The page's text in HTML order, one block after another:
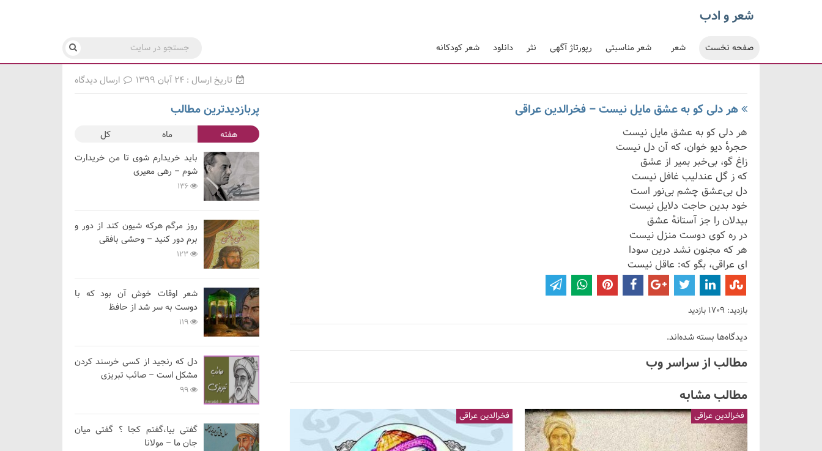
شعر و ادب
صفحه نخست شعر شعر مناسبتی رپورتاژ آگهی نثر دانلود شعر کودکانه
تاریخ ارسال : ۲۴ آبان ۱۳۹۹ ارسال دیدگاه
هر دلی کو به عشق مایل نیست – فخرالدین عراقی
هر دلی کو به عشق مایل نیست
حجرهٔ دیو خوان، که آن دل نیست
زاغ گو، بی‌خبر بمیر از عشق
که ز گل عندلیب غافل نیست
دل بی‌عشق چشم بی‌نور است
خود بدین حاجت دلایل نیست
بیدلان را جز آستانهٔ عشق
در ره کوی دوست منزل نیست
هر که مجنون نشد درین سودا
ای عراقی، بگو که: عاقل نیست
بازدید: 1709 بازدید
دیدگاه‌ها بسته شده‌اند.
مطالب از سراسر وب
مطالب مشابه
فخرالدین عراقی فخرالدین عراقی
پربازدیدترین مطالب
هفته ماه کل
باید خریدارم شوی تا من خریدارت
شوم – رهی معیری
136
روز مرگم هرکه شیون کند از دور و
برم دور کنید – وحشی بافقی
123
شعر اوقات خوش آن بود که با
دوست به سر شد از حافظ
119
دل که رنجید از کسی خرسند کردن
مشکل است – صائب تبریزی
99
گفتی بیا،گفتم کجا ؟ گفتی میان
جان ما – مولانا